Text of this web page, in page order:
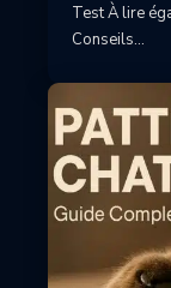
Test À lire
Conseils…